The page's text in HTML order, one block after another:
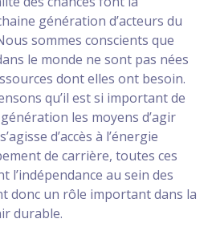
génération d’acteurs du
sommes conscients que
le monde ne sont pas nées
dont elles ont besoin.
qu’il est si important de
les moyens d’agir
d’accès à l’énergie
de carrière, toutes ces
au sein des
donc un rôle important dans la
durable.